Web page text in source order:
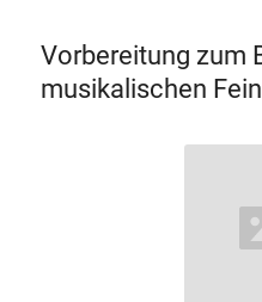
Vorbereitung zum
musikalischen